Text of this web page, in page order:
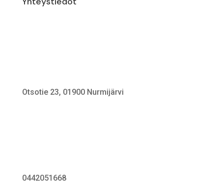
Otsotie 23, 01900 Nurmijärvi
0442051668